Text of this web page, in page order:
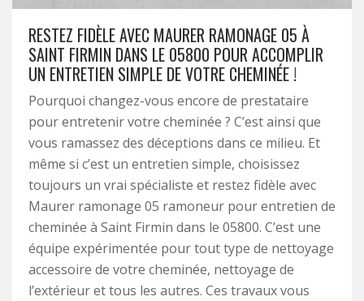
RESTEZ FIDÈLE AVEC MAURER RAMONAGE 05 À
SAINT FIRMIN DANS LE 05800 POUR ACCOMPLIR
UN ENTRETIEN SIMPLE DE VOTRE CHEMINÉE !
Pourquoi changez-vous encore de prestataire
pour entretenir votre cheminée ? C’est ainsi que
vous ramassez des déceptions dans ce milieu. Et
même si c’est un entretien simple, choisissez
toujours un vrai spécialiste et restez fidèle avec
Maurer ramonage 05 ramoneur pour entretien de
cheminée à Saint Firmin dans le 05800. C’est une
équipe expérimentée pour tout type de nettoyage
accessoire de votre cheminée, nettoyage de
l’extérieur et tous les autres. Ces travaux vous